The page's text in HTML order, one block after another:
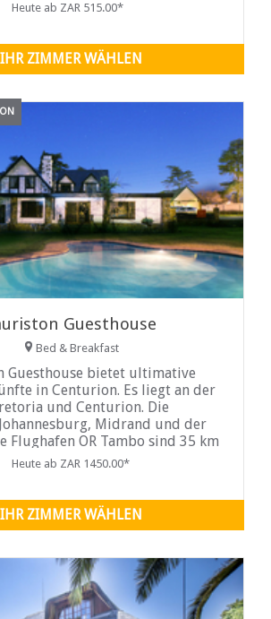
Heute ab ZAR 515.00*
IHR ZIMMER WÄHLEN
Guesthouse
Bed & Breakfast
Guesthouse bietet ultimative
in Centurion. Es liegt an der
und Centurion. Die
Midrand und der
Flughafen OR Tambo sind 35 km
Heute ab ZAR 1450.00*
IHR ZIMMER WÄHLEN